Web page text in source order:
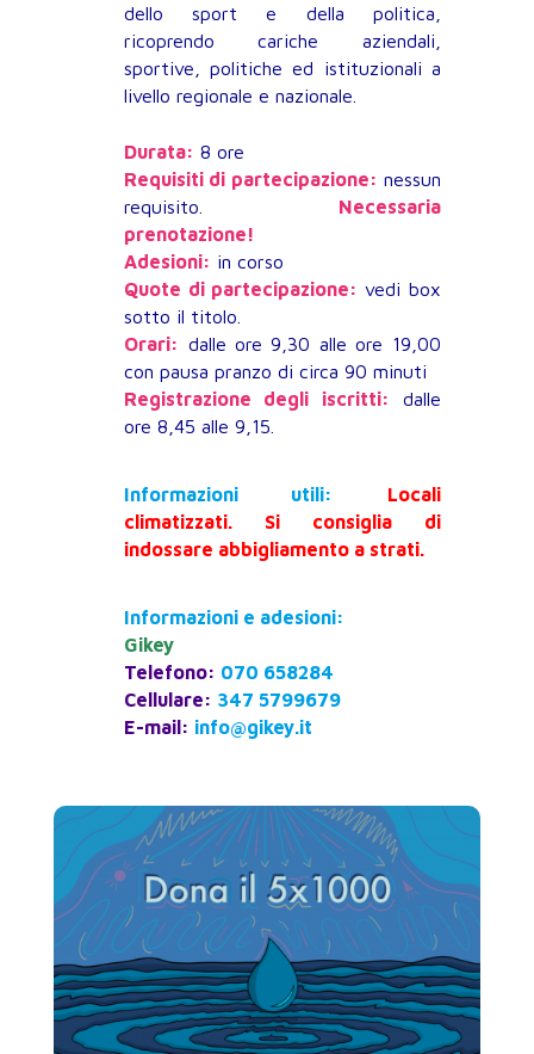
dello sport e della politica,
ricoprendo cariche aziendali,
sportive, politiche ed istituzionali a
livello regionale e nazionale.
Durata: 8 ore
Requisiti di partecipazione: nessun
requisito.
Necessaria
prenotazione!
Adesioni: in corso
Quote di partecipazione: vedi box
sotto il titolo.
Orari: dalle ore 9,30 alle ore 19,00
con pausa pranzo di circa 90 minuti
Registrazione degli iscritti:
dalle
ore 8,45 alle 9,15.
Informazioni utili:
Locali
climatizzati. Si consiglia di
indossare abbigliamento a strati.
Informazioni e adesioni:
Gikey
Telefono: 070 658284
Cellulare: 347 5799679
E-mail: info@gikey.it